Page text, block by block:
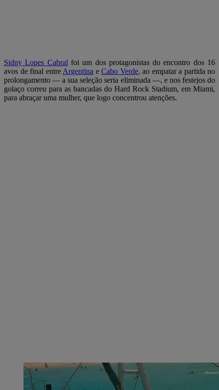
Sidny Lopes Cabral foi um dos protagonistas do encontro dos 16
avos de final entre Argentina e Cabo Verde, ao empatar a partida no
prolongamento — a sua seleção seria eliminada —, e nos festejos do
golaço correu para as bancadas do Hard Rock Stadium, em Miami,
para abraçar uma mulher, que logo concentrou atenções.